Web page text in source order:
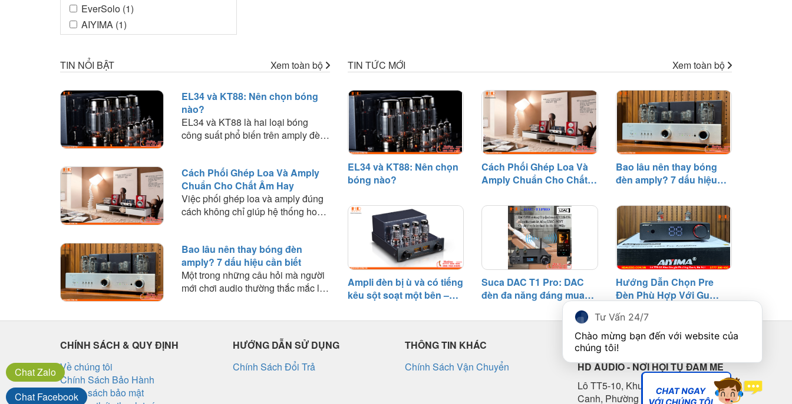
EverSolo (1)
AIYIMA (1)
TIN NỔI BẬT Xem toàn bộ
EL34 và KT88: Nên chọn bóng
nào?
EL34 và KT88 là hai loại bóng
công suất phổ biến trên amply đèn.
lựa chọn loại bóng phù hợp với nhu
cầu nghe nhạc.
Cách Phối Ghép Loa Và Amply
Chuẩn Cho Chất Âm Hay
Việc phối ghép loa và amply đúng
cách không chỉ giúp hệ thống hoạt
trải nghiệm. Trong bài viết này, HD
Audio sẽ chia sẻ những nguyên tắc
quan trọng và kinh nghiệm thực tế
giúp bạn lựa chọn amply phù hợp
Bao lâu nên thay bóng đèn
amply? 7 dấu hiệu cần biết
Một trong những câu hỏi mà người
mới chơi audio thường thắc mắc là:
tử là linh kiện có tuổi thọ nhất định
và sẽ dần suy giảm hiệu suất sau
một thời gian hoạt động.
TIN TỨC MỚI Xem toàn bộ
EL34 và KT88: Nên chọn
bóng nào?
Cách Phối Ghép Loa Và
Amply Chuẩn Cho Chất
Bao lâu nên thay bóng
đèn amply? 7 dấu hiệu
Ampli đèn bị ù và có tiếng
kêu sột soạt một bên –
khắc phục
Suca DAC T1 Pro: DAC
đèn đa năng đáng mua
Hướng Dẫn Chọn Pre
Đèn Phù Hợp Với Gu
CHÍNH SÁCH & QUY ĐỊNH
Về chúng tôi
Chính Sách Bảo Hành
Chính sách bảo mật
HƯỚNG DẪN SỬ DỤNG
Chính Sách Đổi Trả
THÔNG TIN KHÁC
Chính Sách Vận Chuyển
LIÊN HỆ
HD AUDIO - NƠI HỘI TỤ ĐAM MÊ
Lô TT5-10, Khu đấu giá Phương
Canh, Phường Phương Canh, Nam
ChatZalo
Chat Facebook
Tư Vấn 24/7
Chào mừng bạn đến với website của
chúng tôi!